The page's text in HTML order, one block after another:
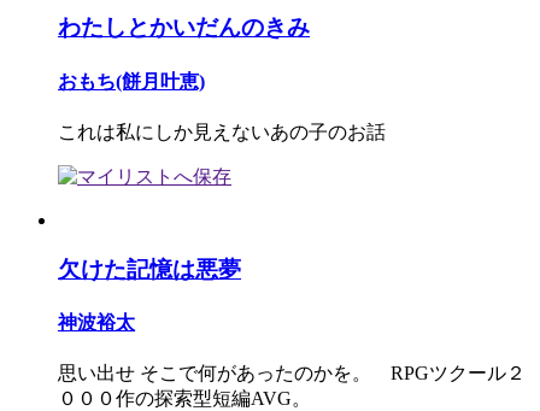
わたしとかいだんのきみ
おもち(餅月叶恵)
これは私にしか見えないあの子のお話
欠けた記憶は悪夢
神波裕太
思い出せ そこで何があったのかを。 RPGツクール２
０００作の探索型短編AVG。